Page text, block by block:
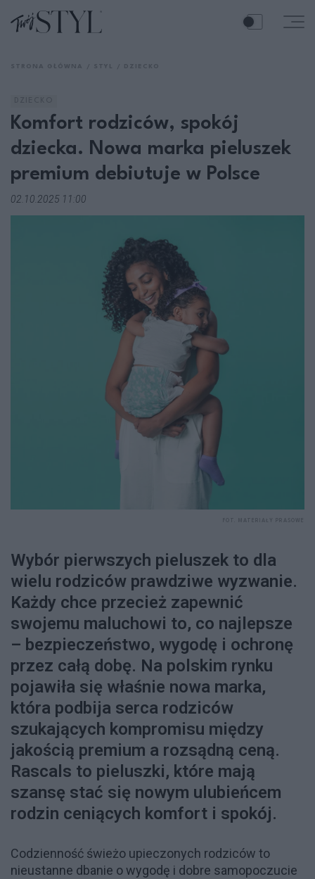
Komfort rodziców, spokój
dziecka. Nowa marka pieluszek
premium debiutuje w Polsce
02.10.2025 11:00
Wybór pierwszych pieluszek to dla
wielu rodziców prawdziwe wyzwanie.
Każdy chce przecież zapewnić
swojemu maluchowi to, co najlepsze
– bezpieczeństwo, wygodę i ochronę
przez całą dobę. Na polskim rynku
pojawiła się właśnie nowa marka,
która podbija serca rodziców
szukających kompromisu między
jakością premium a rozsądną ceną.
Rascals to pieluszki, które mają
szansę stać się nowym ulubieńcem
rodzin ceniących komfort i spokój.
Codzienność świeżo upieczonych rodziców to
nieustanne dbanie o wygodę i dobre samopoczucie